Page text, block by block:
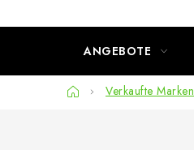
ANGEBOTE
StartseiteVerkaufte Marken